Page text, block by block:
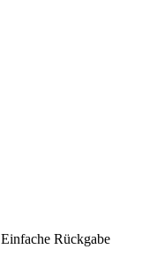
Einfache Rückgabe